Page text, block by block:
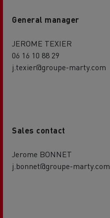
General manager
JEROME TEXIER
06 16 10 88 29
j.texier@groupe-marty.com
Sales contact
Jerome BONNET
j.bonnet@groupe-marty.com